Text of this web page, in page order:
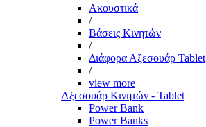
Ακουστικά
/
Βάσεις Κινητών
/
Διάφορα Αξεσουάρ Tablet
/
view more
Αξεσουάρ Κινητών - Tablet
Power Bank
Power Banks